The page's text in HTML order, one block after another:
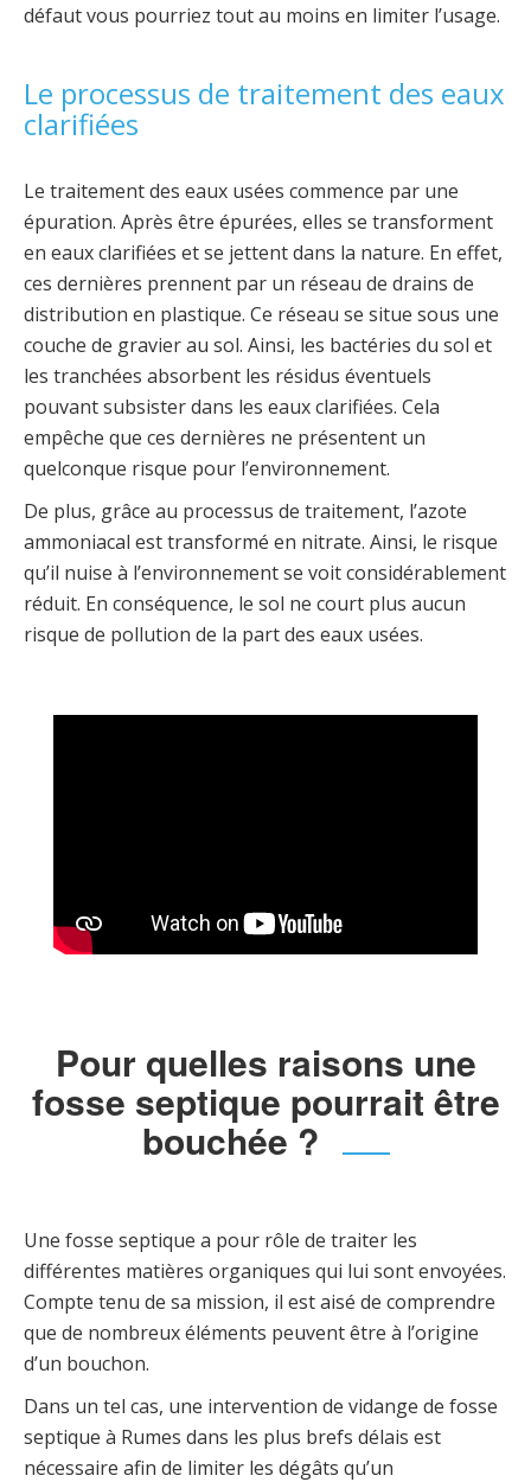
défaut vous pourriez tout au moins en limiter l’usage.
Le processus de traitement des eaux
clarifiées
Le traitement des eaux usées commence par une
épuration. Après être épurées, elles se transforment
en eaux clarifiées et se jettent dans la nature. En effet,
ces dernières prennent par un réseau de drains de
distribution en plastique. Ce réseau se situe sous une
couche de gravier au sol. Ainsi, les bactéries du sol et
les tranchées absorbent les résidus éventuels
pouvant subsister dans les eaux clarifiées. Cela
empêche que ces dernières ne présentent un
quelconque risque pour l’environnement.
De plus, grâce au processus de traitement, l’azote
ammoniacal est transformé en nitrate. Ainsi, le risque
qu’il nuise à l’environnement se voit considérablement
réduit. En conséquence, le sol ne court plus aucun
risque de pollution de la part des eaux usées.
Pour quelles raisons une
fosse septique pourrait être
bouchée ?
Une fosse septique a pour rôle de traiter les
différentes matières organiques qui lui sont envoyées.
Compte tenu de sa mission, il est aisé de comprendre
que de nombreux éléments peuvent être à l’origine
d’un bouchon.
Dans un tel cas, une intervention de vidange de fosse
septique à Rumes dans les plus brefs délais est
nécessaire afin de limiter les dégâts qu’un